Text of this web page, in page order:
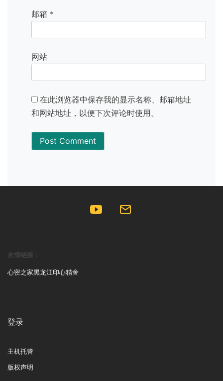
邮箱 *
网站
在此浏览器中保存我的显示名称、邮箱地址
和网站地址，以便下次评论时使用。
友情链接：
心密之家黑龙江印心精舍
登录
主机托管
版权声明